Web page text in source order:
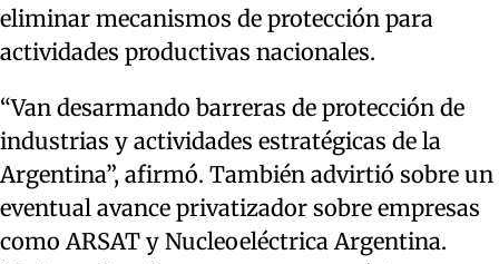
eliminar mecanismos de protección para
actividades productivas nacionales.
“Van desarmando barreras de protección de
industrias y actividades estratégicas de la
Argentina”, afirmó. También advirtió sobre un
eventual avance privatizador sobre empresas
como ARSAT y Nucleoeléctrica Argentina.